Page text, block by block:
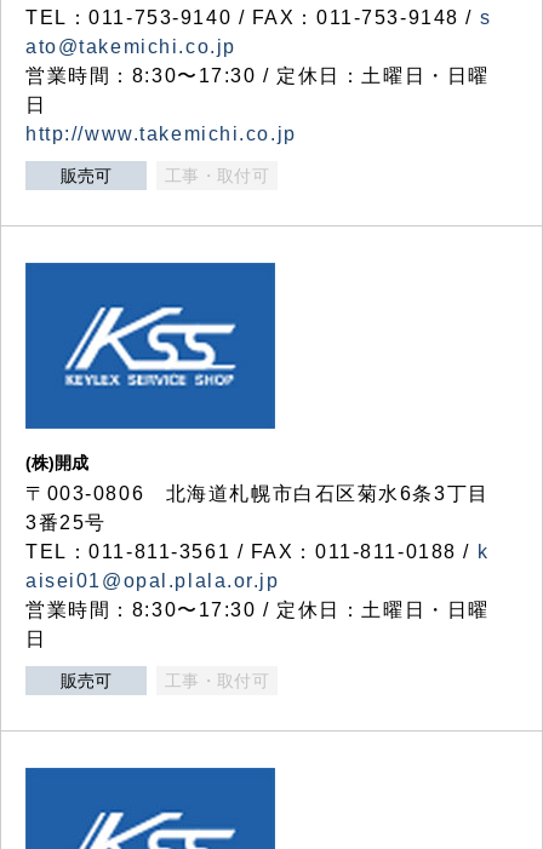
TEL：011-753-9140 / FAX：011-753-9148 / s
ato@takemichi.co.jp
営業時間：8:30〜17:30 / 定休日：土曜日・日曜
日
http://www.takemichi.co.jp
販売可 工事・取付可
(株)開成
〒003-0806 北海道札幌市白石区菊水6条3丁目
3番25号
TEL：011-811-3561 / FAX：011-811-0188 / k
aisei01@opal.plala.or.jp
営業時間：8:30〜17:30 / 定休日：土曜日・日曜
日
販売可 工事・取付可